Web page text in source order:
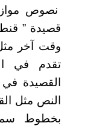
نصوص
قصيدة ”
وقت آخر
تقدم في
القصيدة في
النص مثل
بخطوط